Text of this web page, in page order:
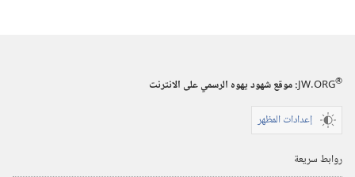
JW.ORG®
:‏ موقع شهود يهوه الرسمي على الانترنت
إعدادات المظهر
روابط سريعة